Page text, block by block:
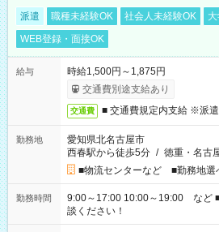
派遣 職種未経験OK 社会人未経験OK
WEB登録・面接OK
給与
時給1,500円～1,875円
交通費別途支給あり
交通費 ■ 交通費規定内支給 ※派
勤務地
愛知県北名古屋市
西春駅から徒歩5分 / 徳重・名古
■物流センターなど ■勤務地選
勤務時間
9:00～17:00 10:00～19:00 など ■ 他の時間帯もお気軽にご相
談ください！